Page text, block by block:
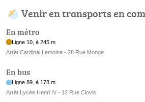
Venir en transports en
En métro
Ligne 10, à 245 m
Arrêt Cardinal Lemoine - 28 Rue Monge
En bus
Ligne 89, à 178 m
Arrêt Lycée Henri IV - 12 Rue Clovis